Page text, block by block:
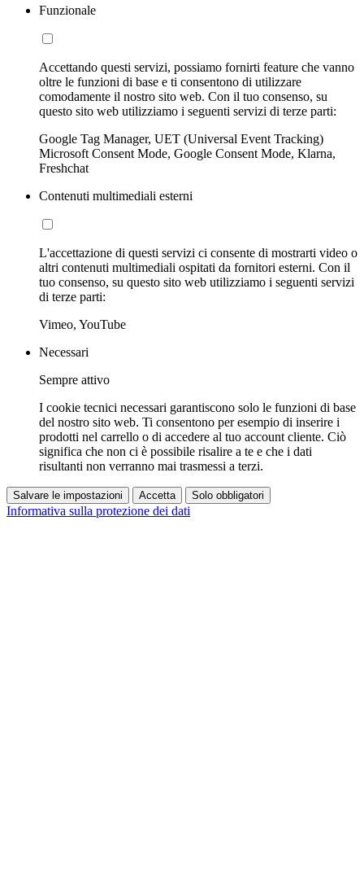
Funzionale
Accettando questi servizi, possiamo fornirti feature che vanno
oltre le funzioni di base e ti consentono di utilizzare
comodamente il nostro sito web. Con il tuo consenso, su
questo sito web utilizziamo i seguenti servizi di terze parti:
Google Tag Manager, UET (Universal Event Tracking)
Microsoft Consent Mode, Google Consent Mode, Klarna,
Freshchat
Contenuti multimediali esterni
L'accettazione di questi servizi ci consente di mostrarti video o
altri contenuti multimediali ospitati da fornitori esterni. Con il
tuo consenso, su questo sito web utilizziamo i seguenti servizi
di terze parti:
Vimeo, YouTube
Necessari
Sempre attivo
I cookie tecnici necessari garantiscono solo le funzioni di base
del nostro sito web. Ti consentono per esempio di inserire i
prodotti nel carrello o di accedere al tuo account cliente. Ciò
significa che non ci è possibile risalire a te e che i dati
risultanti non verranno mai trasmessi a terzi.
Salvare le impostazioni Accetta Solo obbligatori
Informativa sulla protezione dei dati